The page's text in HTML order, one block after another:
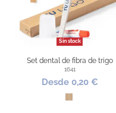
Sin stock
Set dental de fibra de trigo
1641
Desde 0,20 €
Kraft